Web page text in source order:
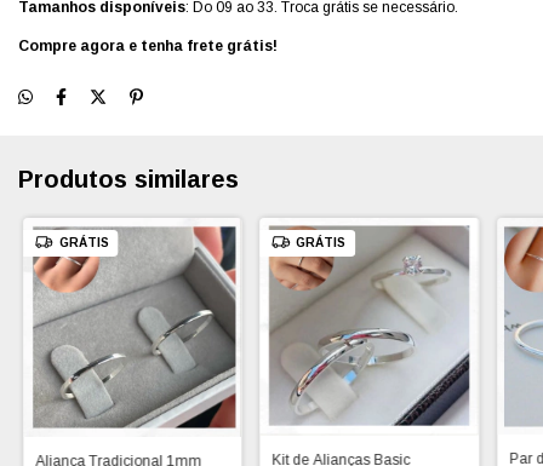
Tamanhos disponíveis: Do 09 ao 33. Troca grátis se necessário.
Compre agora e tenha frete grátis!
Produtos similares
GRÁTIS
Aliança Tradicional 1mm
GRÁTIS
Kit de Alianças Basic
Par